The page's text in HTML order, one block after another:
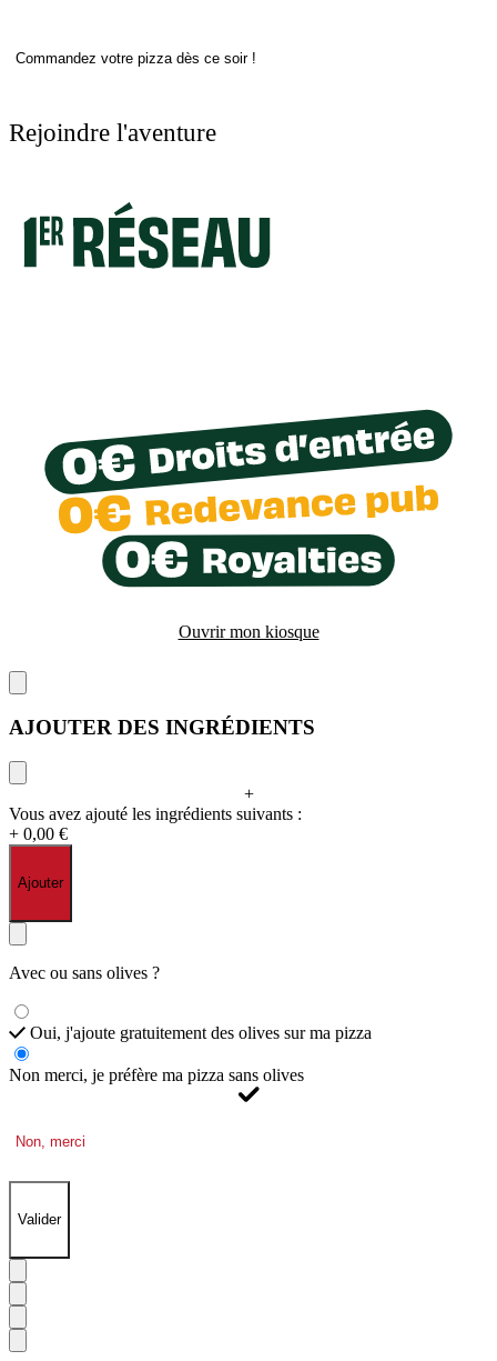
Commandez votre pizza dès ce soir !
Rejoindre l'aventure
Ouvrir mon kiosque
AJOUTER DES INGRÉDIENTS
+
Vous avez ajouté les ingrédients suivants :
+ 0,00 €
Ajouter
Avec ou sans olives ?
Oui, j'ajoute gratuitement des olives sur ma pizza
Non merci, je préfère ma pizza sans olives
Non, merci
Valider